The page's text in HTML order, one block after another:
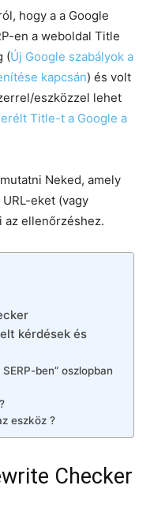
hogy a a Google
en a weboldal Title
(Új Google szabályok a
kapcsán) és volt
eszközzel lehet
Title-t a Google a
Neked, amely
eket (vagy
az ellenőrzéshez.
kérdések és
ben” oszlopban
eszköz ?
Checker